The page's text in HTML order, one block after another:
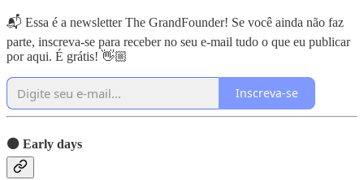
📬 Essa é a newsletter The GrandFounder! Se você ainda não faz
parte, inscreva-se para receber no seu e-mail tudo o que eu publicar
por aqui. É grátis! 👋🏼
Inscreva-se
⚫️ Early days